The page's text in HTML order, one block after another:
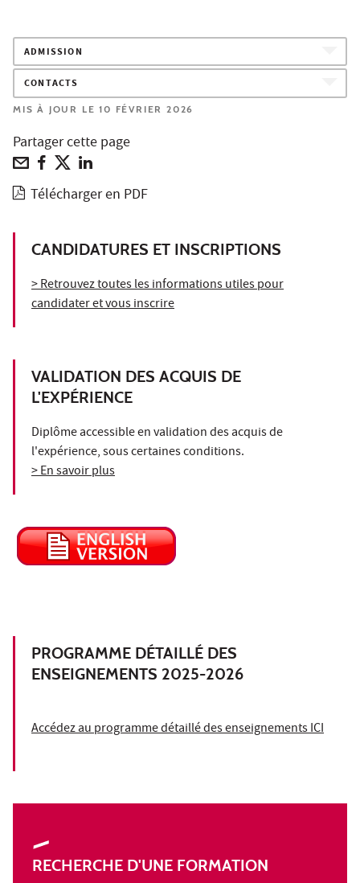
ADMISSION
CONTACTS
MIS À JOUR LE 10 FÉVRIER 2026
Partager cette page
Télécharger en PDF
CANDIDATURES ET INSCRIPTIONS
> Retrouvez toutes les informations utiles pour
candidater et vous inscrire
VALIDATION DES ACQUIS DE
L'EXPÉRIENCE
Diplôme accessible en validation des acquis de
l'expérience, sous certaines conditions.
> En savoir plus
PROGRAMME DÉTAILLÉ DES
ENSEIGNEMENTS 2025-2026
Accédez au programme détaillé des enseignements ICI
RECHERCHE D'UNE FORMATION